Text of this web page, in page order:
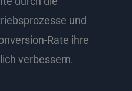
und
Rate ihre
verbessern.